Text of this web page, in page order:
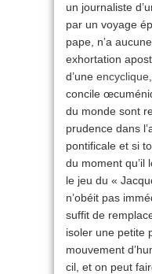
un journaliste
par un voyage
pape, n’a
exhortation
d’une encyclique
concile
du monde sont
prudence dans
pontificale et si
du moment qu’il
le jeu du «
n’obéit pas
suffit de
isoler une petite
mouvement
cil, et on peut